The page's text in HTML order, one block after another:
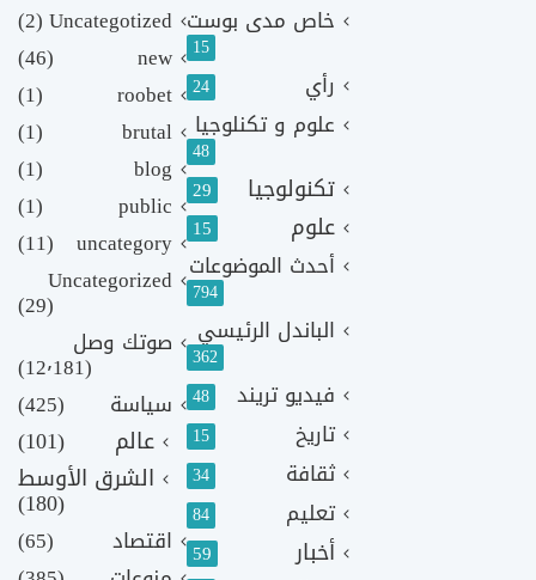
خاص مدى بوست
15
رأي 24
علوم و تكنلوجيا
48
تكنولوجيا 29
علوم 15
أحدث الموضوعات
794
الباندل الرئيسي
362
فيديو تريند 48
تاريخ 15
ثقافة 34
تعليم 84
أخبار 59
Uncategotized
(2)
new
(46)
roobet
(1)
brutal
(1)
blog
(1)
public
(1)
uncategory
(11)
Uncategorized
(29)
صوتك وصل
(12٬181)
سياسة
(425)
عالم
(101)
الشرق الأوسط
(180)
اقتصاد
(65)